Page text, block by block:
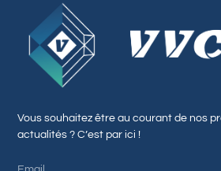
Vous souhaitez être au courant de nos
actualités ? C’est par ici !